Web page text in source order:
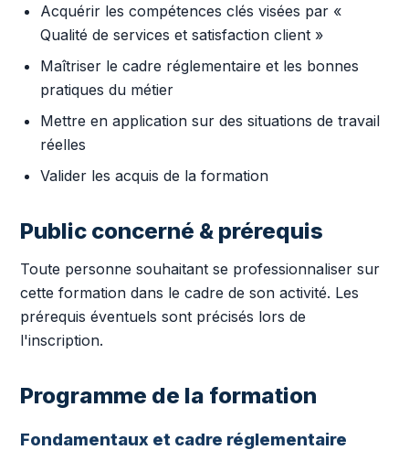
Acquérir les compétences clés visées par «
Qualité de services et satisfaction client »
Maîtriser le cadre réglementaire et les bonnes
pratiques du métier
Mettre en application sur des situations de travail
réelles
Valider les acquis de la formation
Public concerné & prérequis
Toute personne souhaitant se professionnaliser sur
cette formation dans le cadre de son activité. Les
prérequis éventuels sont précisés lors de
l'inscription.
Programme de la formation
Fondamentaux et cadre réglementaire